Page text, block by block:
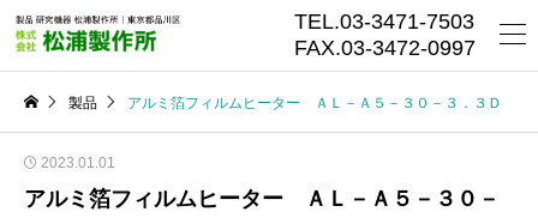
TEL.03-3471-7503
FAX.03-3472-0997
製品 アルミ箔フィルムヒーター ＡＬ－Ａ５－３０－３．３Ｄ
2023.01.01
アルミ箔フィルムヒーター ＡＬ－Ａ５－３０－